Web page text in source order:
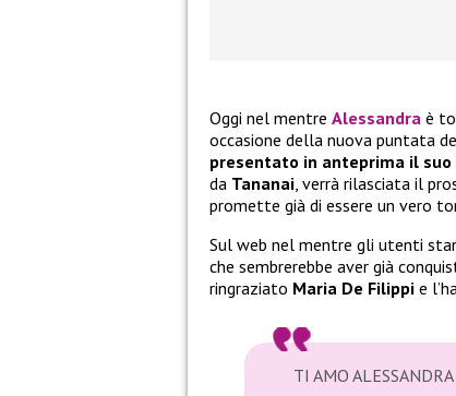
Oggi nel mentre Alessandra è
occasione della nuova puntata
presentato in anteprima il suo
da Tananai, verrà rilasciata il
promette già di essere un vero
Sul web nel mentre gli utenti
che sembrerebbe aver già
ringraziato Maria De Filippi e
TI AMO